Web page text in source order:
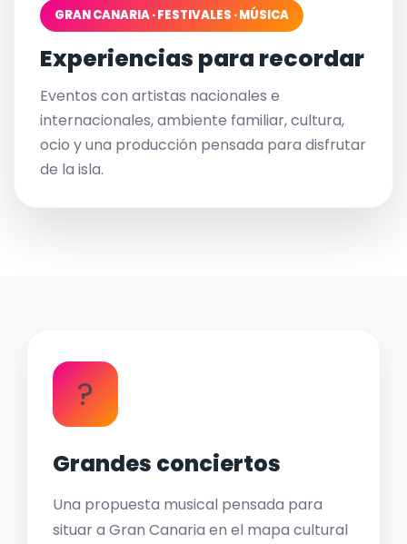
GRAN CANARIA · FESTIVALES · MÚSICA
Experiencias para recordar
Eventos con artistas nacionales e
internacionales, ambiente familiar, cultura,
ocio y una producción pensada para disfrutar
de la isla.
?
Grandes conciertos
Una propuesta musical pensada para
situar a Gran Canaria en el mapa cultural